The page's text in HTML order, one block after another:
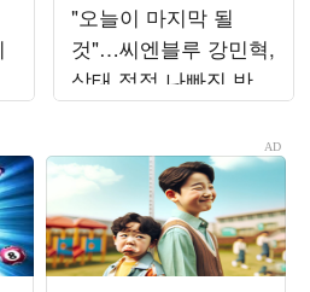
"오늘이 마지막 될
것"…씨엔블루 강민혁,
상태 점점 나빠진 반려
묘 앞 '눈물'